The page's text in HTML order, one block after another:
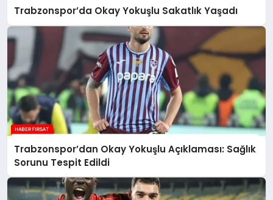
Trabzonspor’da Okay Yokuşlu Sakatlık Yaşadı
Trabzonspor’dan Okay Yokuşlu Açıklaması: Sağlık
Sorunu Tespit Edildi